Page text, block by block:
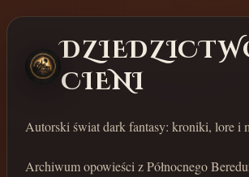
CIENI
Autorski świat dark fantasy: kroniki, lore i
Archiwum opowieści z Północnego